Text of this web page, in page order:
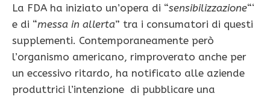
La FDA ha iniziato un’opera di “sensi­bilizzazione“‘
e di “messa in allerta” tra i consuma­tori di questi
supplementi. Contemporaneamente però
l’organismo america­no, rimproverato anche per
un eccessivo ritardo, ha notificato alle aziende
produttrici l’intenzione di pubblicare una